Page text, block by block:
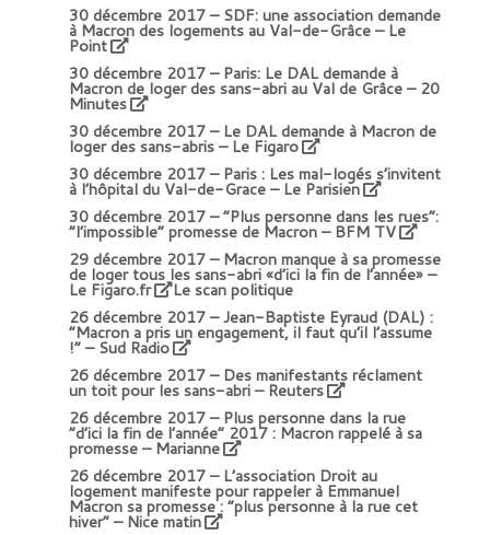
30 décembre 2017 –SDF: une association demande
à Macron des logements au Val-de-Grâce – Le
Point
30 décembre 2017 –Paris: Le DAL demande à
Macron de loger des sans-abri au Val de Grâce– 20
Minutes
30 décembre 2017 –Le DAL demande à Macron de
loger des sans-abris– Le Figaro
30 décembre 2017 –Paris : Les mal-logés s’invitent
à l’hôpital du Val-de-Grace– Le Parisien
30 décembre 2017 –“Plus personne dans les rues”:
“l’impossible” promesse de Macron – BFM TV
29 décembre 2017 –Macron manque à sa promesse
de loger tous les sans-abri «d’ici la fin de l’année» –
Le Figaro.fr
Le scan politique
26 décembre 2017 –Jean-Baptiste Eyraud (DAL) :
“Macron a pris un engagement, il faut qu’il l’assume
!”– Sud Radio
26 décembre 2017 –Des manifestants réclament
un toit pour les sans-abri– Reuters
26 décembre 2017 –Plus personne dans la rue
“d’ici la fin de l’année” 2017 : Macron rappelé à sa
promesse– Marianne
26 décembre 2017 –L’association Droit au
logement manifeste pour rappeler à Emmanuel
Macron sa promesse : “plus personne à la rue cet
hiver” – Nice matin